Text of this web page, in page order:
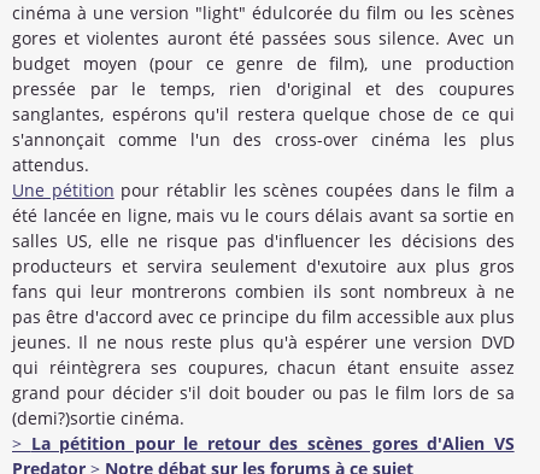
cinéma à une version "light" édulcorée du film ou les scènes
gores et violentes auront été passées sous silence. Avec un
budget moyen (pour ce genre de film), une production
pressée par le temps, rien d'original et des coupures
sanglantes, espérons qu'il restera quelque chose de ce qui
s'annonçait comme l'un des cross-over cinéma les plus
attendus.
Une pétition pour rétablir les scènes coupées dans le film a
été lancée en ligne, mais vu le cours délais avant sa sortie en
salles US, elle ne risque pas d'influencer les décisions des
producteurs et servira seulement d'exutoire aux plus gros
fans qui leur montrerons combien ils sont nombreux à ne
pas être d'accord avec ce principe du film accessible aux plus
jeunes. Il ne nous reste plus qu'à espérer une version DVD
qui réintègrera ses coupures, chacun étant ensuite assez
grand pour décider s'il doit bouder ou pas le film lors de sa
(demi?)sortie cinéma.
> La pétition pour le retour des scènes gores d'Alien VS
Predator > Notre débat sur les forums à ce sujet